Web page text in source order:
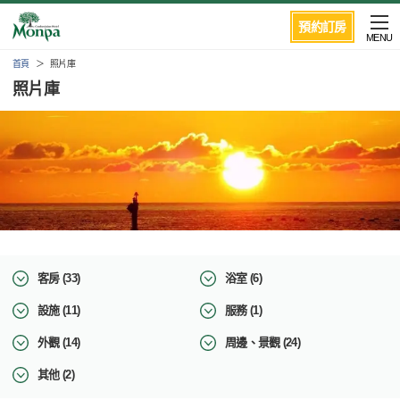
預約訂房
MENU
首頁 照片庫
照片庫
客房 (33) 浴室 (6)
設施 (11) 服務 (1)
外觀 (14) 周邊、景觀 (24)
其他 (2)